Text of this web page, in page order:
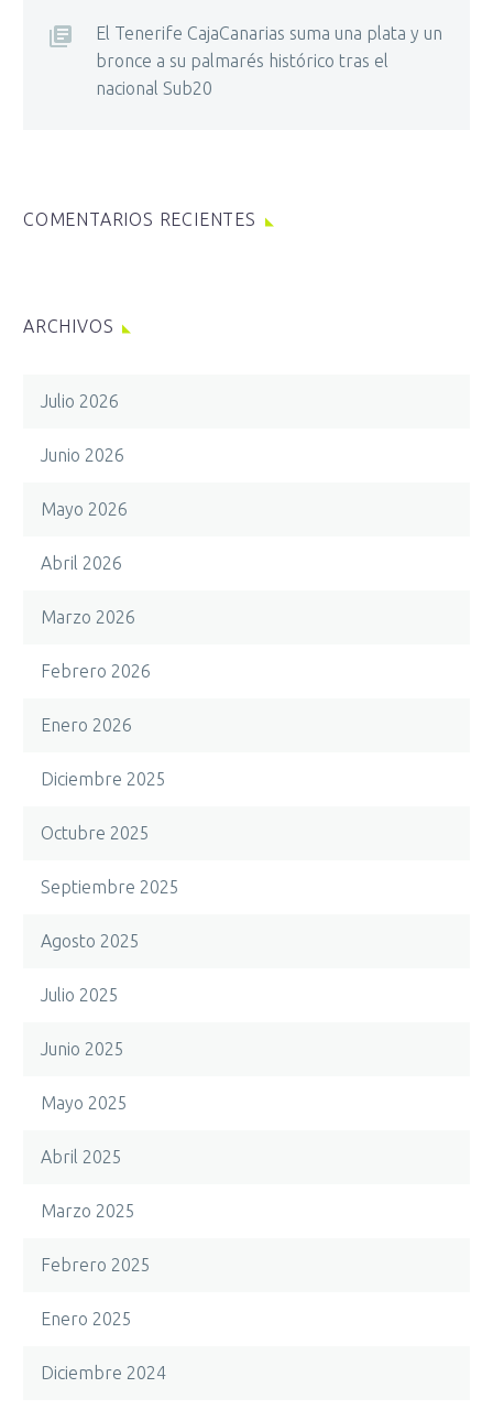
El Tenerife CajaCanarias suma una plata y un
bronce a su palmarés histórico tras el
nacional Sub20
COMENTARIOS RECIENTES
ARCHIVOS
Julio 2026
Junio 2026
Mayo 2026
Abril 2026
Marzo 2026
Febrero 2026
Enero 2026
Diciembre 2025
Octubre 2025
Septiembre 2025
Agosto 2025
Julio 2025
Junio 2025
Mayo 2025
Abril 2025
Marzo 2025
Febrero 2025
Enero 2025
Diciembre 2024